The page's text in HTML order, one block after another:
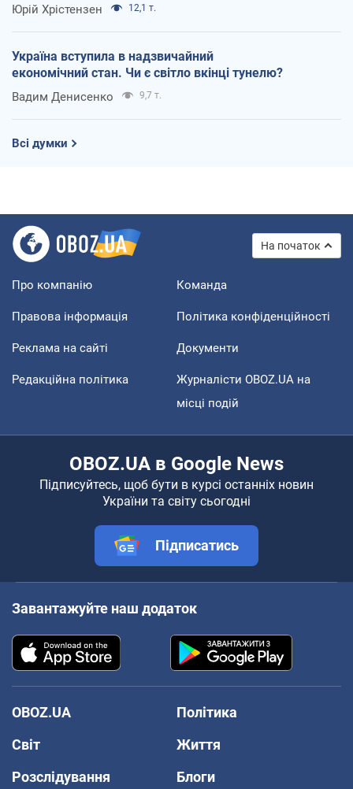
Юрій Хрістензен 12,1 т.
Україна вступила в надзвичайний
економічний стан. Чи є світло вкінці тунелю?
Вадим Денисенко 9,7 т.
Всі думки
На початок
Про компанію Команда
Правова інформація Політика конфіденційності
Реклама на сайті Документи
Редакційна політика
Журналісти OBOZ.UA на
місці подій
OBOZ.UA в Google News
Підписуйтесь, щоб бути в курсі останніх новин
України та світу сьогодні
Підписатись
Завантажуйте наш додаток
OBOZ.UA
Політика
Світ
Життя
Розслідування
Блоги